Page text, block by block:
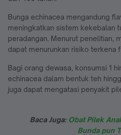
Bunga echinacea mengandung
meningkatkan sistem kekebalan
peradangan. Menurut penelitian,
dapat menurunkan risiko terkena
Bagi orang dewasa, konsumsi 1
echinacea dalam bentuk teh
juga dapat mengatasi penyakit
Baca Juga: Obat Pilek
Bunda pun